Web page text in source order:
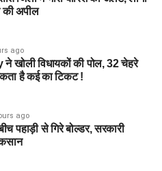
की अपील
ago
खोली विधायकों की पोल, 32 चेहरे
है कई का टिकट !
ago
पहाड़ी से गिरे बोल्डर, सरकारी